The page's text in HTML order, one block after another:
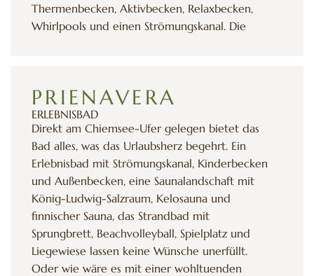
Thermenbecken, Aktivbecken, Relaxbecken,
Whirlpools und einen Strömungskanal. Die
Wohlfühl-Wünsche unerfüllt. Sie erreichen die
Chiemgau Thermen in nur 25 Minuten
Autofahrt.
PRIENAVERA
ERLEBNISBAD
Direkt am Chiemsee-Ufer gelegen bietet das
Bad alles, was das Urlaubsherz begehrt. Ein
Erlebnisbad mit Strömungskanal, Kinderbecken
und Außenbecken, eine Saunalandschaft mit
König-Ludwig-Salzraum, Kelosauna und
finnischer Sauna, das Strandbad mit
Sprungbrett, Beachvolleyball, Spielplatz und
Liegewiese lassen keine Wünsche unerfüllt.
Oder wie wäre es mit einer wohltuenden